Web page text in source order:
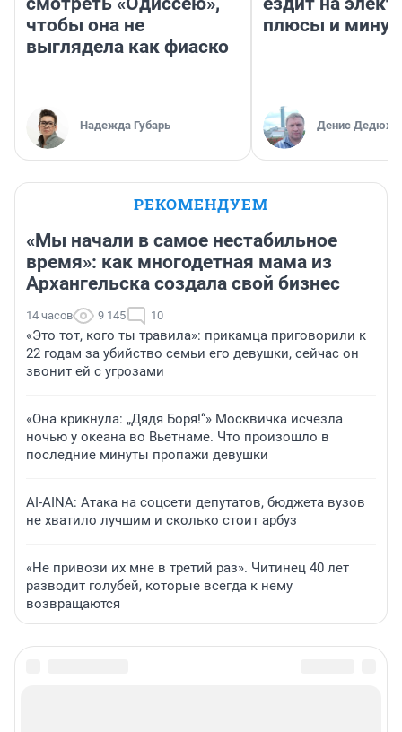
чтобы она не
выглядела как фиаско
Надежда Губарь
плюсы и
Денис
РЕКОМЕНДУЕМ
«Мы начали в самое нестабильное
время»: как многодетная мама из
Архангельска создала свой бизнес
14 часов 9 145 10
«Это тот, кого ты травила»: прикамца приговорили к
22 годам за убийство семьи его девушки, сейчас он
звонит ей с угрозами
«Она крикнула: „Дядя Боря!“» Москвичка исчезла
ночью у океана во Вьетнаме. Что произошло в
последние минуты пропажи девушки
AI-AINA: Атака на соцсети депутатов, бюджета вузов
не хватило лучшим и сколько стоит арбуз
«Не привози их мне в третий раз». Читинец 40 лет
разводит голубей, которые всегда к нему
возвращаются